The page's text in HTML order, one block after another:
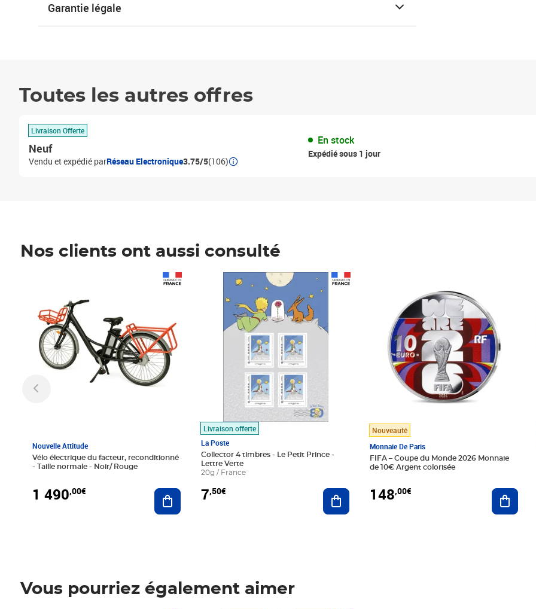
Garantie légale
Toutes les autres offres
Livraison Offerte
Neuf
Vendu et expédié parRéseau Electronique3.75/5(106)
En stock
Expédié sous 1 jour
Nos clients ont aussi consulté
Nouvelle Attitude
Vélo électrique du facteur, reconditionné
- Taille normale - Noir/ Rouge
1 490,00€ Ajouter au panier
Livraison offerte
La Poste
Collector 4 timbres - Le Petit Prince -
Lettre Verte
20g / France
7,50€
Prix 7,50€
Ajouter au panier
Nouveauté
Monnaie De Paris
FIFA – Coupe du Monde 2026 Monnaie
de 10€ Argent colorisée
148,00€
Vous pourriez également aimer